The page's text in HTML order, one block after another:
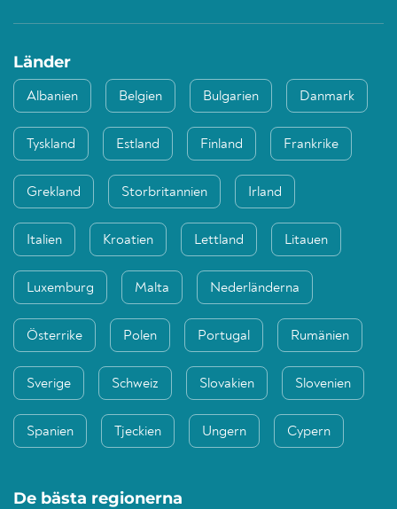
Länder
Albanien Belgien Bulgarien Danmark
Tyskland Estland Finland Frankrike
Grekland Storbritannien Irland
Italien Kroatien Lettland Litauen
Luxemburg Malta Nederländerna
Österrike Polen Portugal Rumänien
Sverige Schweiz Slovakien Slovenien
Spanien Tjeckien Ungern Cypern
De bästa regionerna